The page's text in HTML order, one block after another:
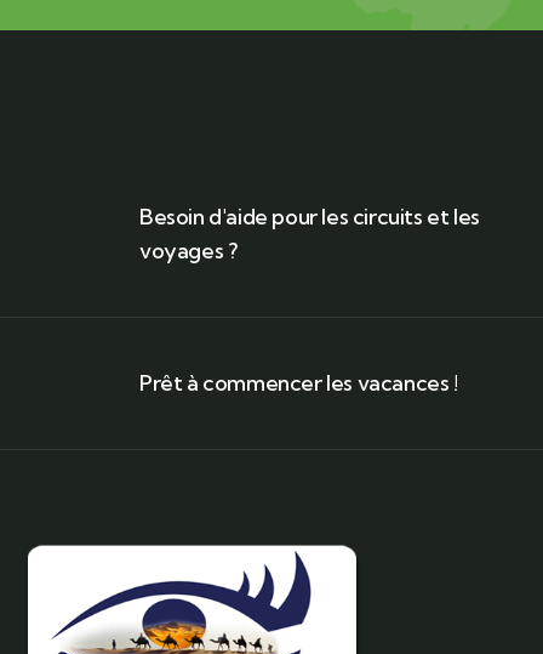
Besoin d'aide pour les circuits et les
voyages ?
Prêt à commencer les vacances !